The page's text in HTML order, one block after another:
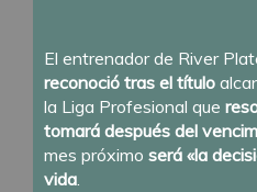
El entrenador de River
reconoció tras el título
la Liga Profesional que
tomará después del
mes próximo será «la
vida.